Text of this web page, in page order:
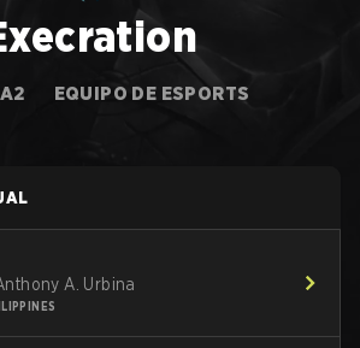
EQUIPO DE ESPORTS
A. Urbina